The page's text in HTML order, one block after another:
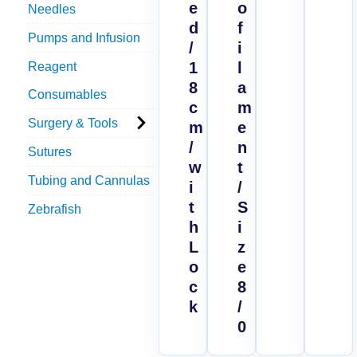
Needles
Pumps and Infusion
Reagent
Consumables
Surgery & Tools
Sutures
Tubing and Cannulas
Zebrafish
e
d
/
1
8
c
m
/
w
i
t
h
L
o
c
k
o
f
i
a
m
e
n
t
/
S
i
z
e
8
/
0